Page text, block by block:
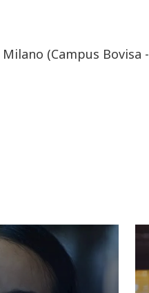
(Campus Bovisa -